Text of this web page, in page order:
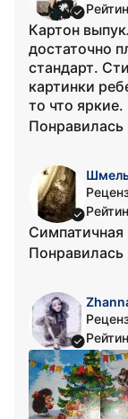
Картон
достаточно
стандарт.
картинки
то что яркие.
Понравилась
Понравилась